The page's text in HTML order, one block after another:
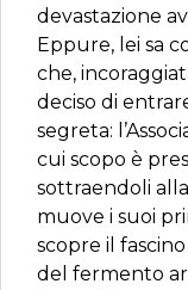
devastazione
Eppure, lei sa
che,
deciso di
segreta:
cui scopo è
sottraendoli
muove i suoi
scopre il
del fermento